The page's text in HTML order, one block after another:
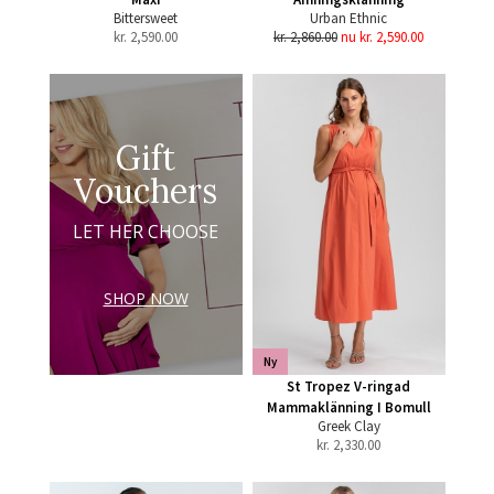
Bittersweet
kr. 2,590.00
Urban Ethnic
kr. 2,860.00nu kr. 2,590.00
Gift
Vouchers
LET HER CHOOSE
SHOP NOW
Ny
St Tropez V-ringad
Mammaklänning I Bomull
Greek Clay
kr. 2,330.00